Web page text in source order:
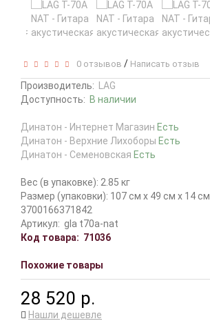
0 отзывов / Написать отзыв
Производитель:
LAG
Доступность: В наличии
Динатон - Интернет Магазин Есть
Динатон - Верхние Лихоборы Есть
Динатон - Семеновская Есть
Вес (в упаковке): 2.85 кг
Размер (упаковки): 107 см x 49 см x 14 см
3700166371842
Артикул: gla t70a-nat
Код товара: 71036
Похожие товары
28 520 р.
Нашли дешевле